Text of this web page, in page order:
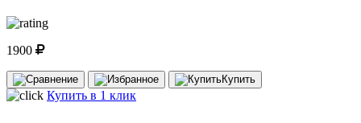
1900
Купить
Купить в 1 клик